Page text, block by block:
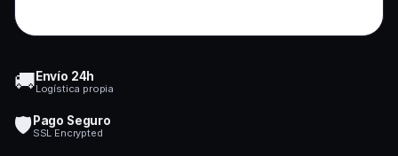
🚚Envío 24h
Logística propia
🛡️Pago Seguro
SSL Encrypted